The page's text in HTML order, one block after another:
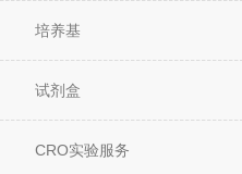
培养基
试剂盒
CRO实验服务